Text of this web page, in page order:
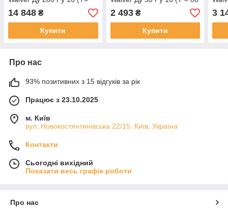
-10..+120 °С)
14 848 ₴
Купити
°С)
2 493₴
Купити
°С)
3
Про нас
93% позитивних з 15 відгуків за рік
Працює з 23.10.2025
м. Київ
вул. Новокостянтинівська 22/15, Київ, Україна
Контакти
Сьогодні вихідний
Показати весь графік роботи
Про нас